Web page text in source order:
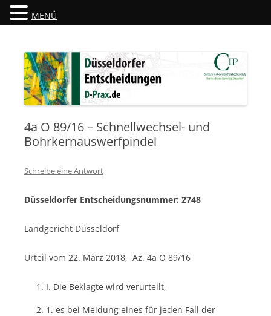
Düsseldorfer Entscheidungen
4a O 89/16 – Schnellwechsel- und
Bohrkernauswerfpindel
Schreibe eine Antwort
Düsseldorfer Entscheidungsnummer: 2748
Landgericht Düsseldorf
Urteil vom 22. März 2018, Az. 4a O 89/16
I. Die Beklagte wird verurteilt,
1. es bei Meidung eines für jeden Fall der
MENÜ